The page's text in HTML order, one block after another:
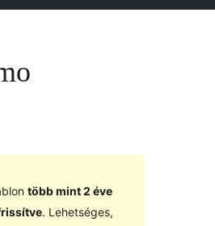
több mint 2 éve
. Lehetséges,